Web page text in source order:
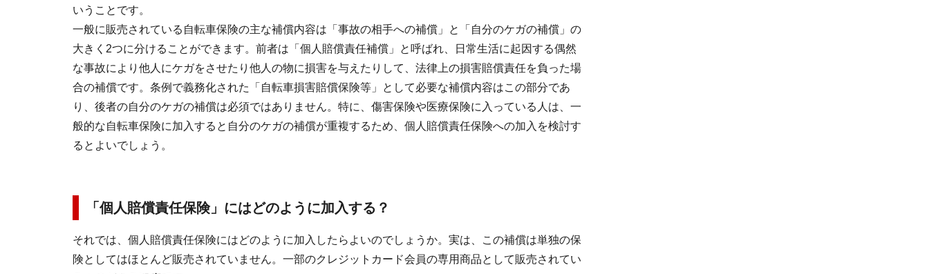
いうことです。
一般に販売されている自転車保険の主な補償内容は「事故の相手への補償」と「自分のケガの補償」の
大きく2つに分けることができます。前者は「個人賠償責任補償」と呼ばれ、日常生活に起因する偶然
な事故により他人にケガをさせたり他人の物に損害を与えたりして、法律上の損害賠償責任を負った場
合の補償です。条例で義務化された「自転車損害賠償保険等」として必要な補償内容はこの部分であ
り、後者の自分のケガの補償は必須ではありません。特に、傷害保険や医療保険に入っている人は、一
般的な自転車保険に加入すると自分のケガの補償が重複するため、個人賠償責任保険への加入を検討す
るとよいでしょう。
「個人賠償責任保険」にはどのように加入する？
それでは、個人賠償責任保険にはどのように加入したらよいのでしょうか。実は、この補償は単独の保
険としてはほとんど販売されていません。一部のクレジットカード会員の専用商品として販売されてい